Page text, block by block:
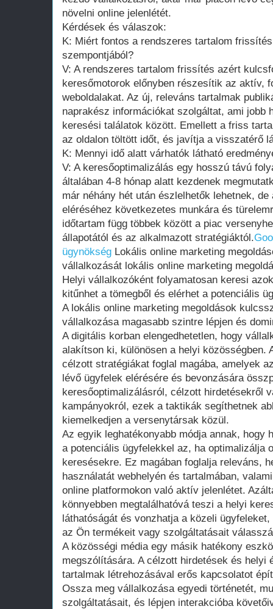
növelni online jelenlétét.
Kérdések és válaszok:
K: Miért fontos a rendszeres tartalom
szempontjából?
V: A rendszeres tartalom frissítés azért
keresőmotorok előnyben részesítik az aktív,
weboldalakat. Az új, releváns tartalmak
naprakész információkat szolgáltat, ami jobb
keresési találatok között. Emellett a friss
az oldalon töltött időt, és javítja a visszatérő
K: Mennyi idő alatt várhatók látható
V: A keresőoptimalizálás egy hosszú távú
általában 4-8 hónap alatt kezdenek
már néhány hét után észlelhetők lehetnek,
eléréséhez következetes munkára és
időtartam függ többek között a piac
állapotától és az alkalmazott stratégiáktól.
ügynökség Lokális online marketing
vállalkozását lokális online marketing
Helyi vállalkozóként folyamatosan keresi
kitűnhet a tömegből és elérhet a potenciális
A lokális online marketing megoldások
vállalkozása magasabb szintre lépjen és
A digitális korban elengedhetetlen, hogy
alakítson ki, különösen a helyi közösségben.
célzott stratégiákat foglal magába, amelyek
lévő ügyfelek elérésére és bevonzására
keresőoptimalizálásról, célzott hirdetésekről
kampányokról, ezek a taktikák segíthetnek
kiemelkedjen a versenytársak közül.
Az egyik leghatékonyabb módja annak, hogy
a potenciális ügyfelekkel az, ha optimalizálja
keresésekre. Ez magában foglalja releváns,
használatát webhelyén és tartalmában,
online platformokon való aktív jelenlétet.
könnyebben megtalálhatóvá teszi a helyi
láthatóságát és vonzhatja a közeli
az Ön termékeit vagy szolgáltatásait
A közösségi média egy másik hatékony
megszólítására. A célzott hirdetések és helyi
tartalmak létrehozásával erős kapcsolatot
Ossza meg vállalkozása egyedi történetét,
szolgáltatásait, és lépjen interakcióba